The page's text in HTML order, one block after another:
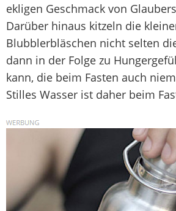
ekligen Geschmack von
Darüber hinaus kitzeln die
Blubblerbläschen nicht selten
dann in der Folge zu
kann, die beim Fasten auch
Stilles Wasser ist daher beim